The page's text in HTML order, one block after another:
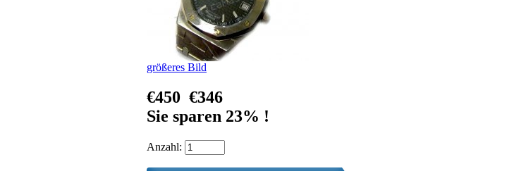
größeres Bild
€450 €346
Sie sparen 23% !
Anzahl: